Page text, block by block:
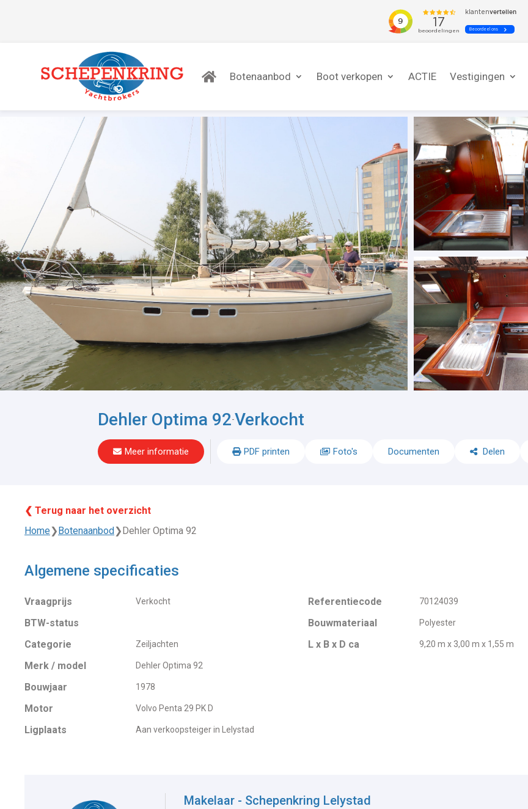
Botenaanbod Boot verkopen ACTIE Vestigingen
Dehler Optima 92-Verkocht
Meer informatie PDF printen Foto's Documenten Delen
❮ Terug naar het overzicht
Home❯Botenaanbod❯Dehler Optima 92
Algemene specificaties
Vraagprijs Verkocht
BTW-status
Categorie
Zeiljachten
Merk / model Dehler Optima 92
Bouwjaar 1978
Motor Volvo Penta 29 PK D
Ligplaats Aan verkoopsteiger in Lelystad
Referentiecode 70124039
Bouwmateriaal Polyester
L x B x D ca 9,20 m x 3,00 m x 1,55 m
Makelaar - Schepenkring Lelystad